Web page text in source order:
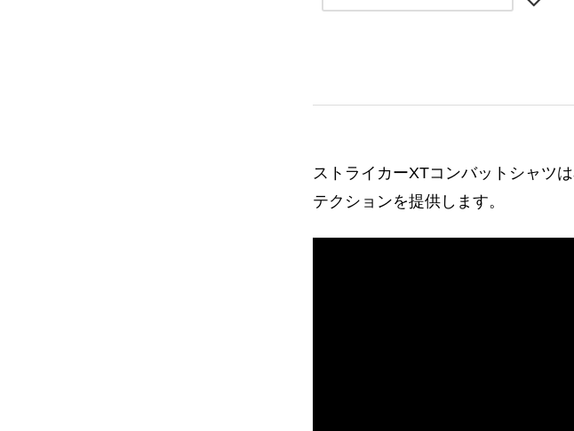
ストライカーXTコンバットシャツ
テクションを提供します。